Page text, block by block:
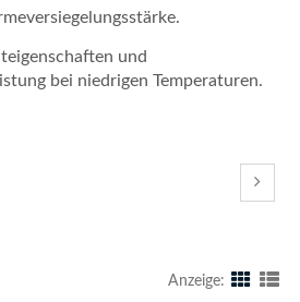
und
bei niedrigen Temperaturen.
Anzeige: